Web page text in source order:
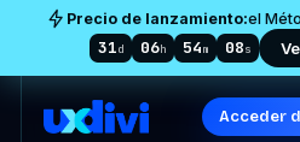
Precio de lanzamiento:el
31d 06h 54m 06s
Acceder